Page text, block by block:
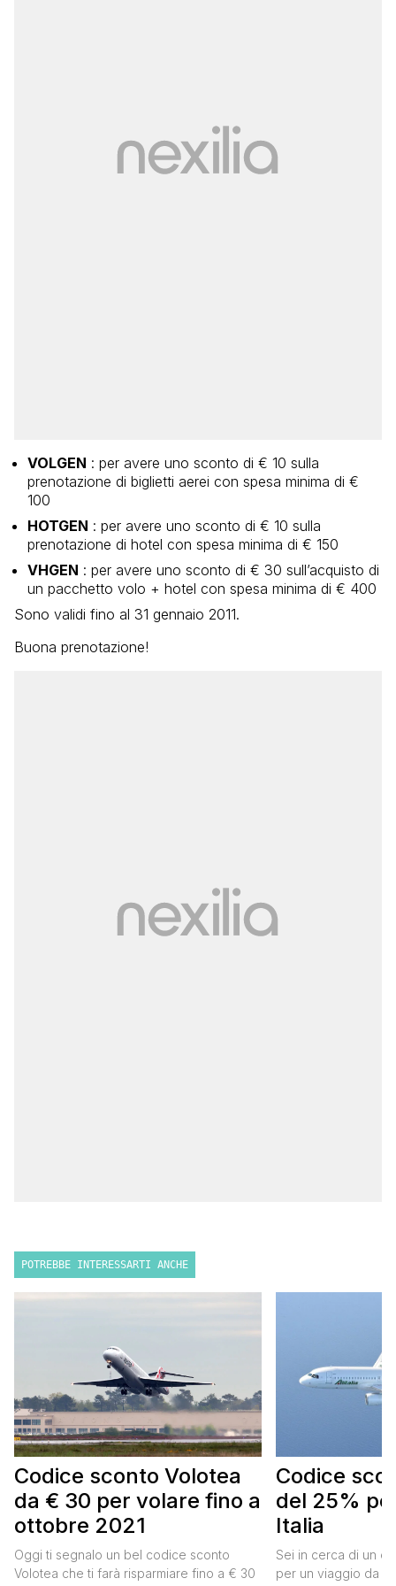
VOLGEN : per avere uno sconto di € 10 sulla
prenotazione di biglietti aerei con spesa minima di €
100
HOTGEN : per avere uno sconto di € 10 sulla
prenotazione di hotel con spesa minima di € 150
VHGEN : per avere uno sconto di € 30 sull’acquisto di
un pacchetto volo + hotel con spesa minima di € 400
Sono validi fino al 31 gennaio 2011.
Buona prenotazione!
POTREBBE INTERESSARTI ANCHE
Codice sconto Volotea
da € 30 per volare fino a
ottobre 2021
Oggi ti segnalo un bel codice sconto
Volotea che ti farà risparmiare fino a € 30
Codice
del 25%
Italia
Sei in cerca di un
per un viaggio da